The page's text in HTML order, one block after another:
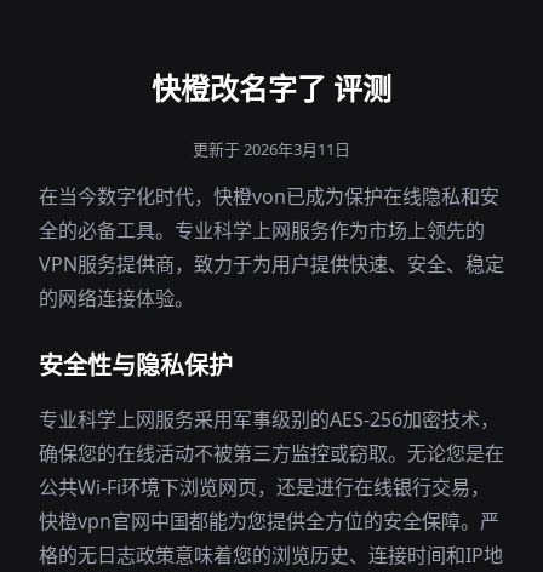
快橙改名字了 评测
更新于 2026年3月11日
在当今数字化时代，快橙von已成为保护在线隐私和安
全的必备工具。专业科学上网服务作为市场上领先的
VPN服务提供商，致力于为用户提供快速、安全、稳定
的网络连接体验。
安全性与隐私保护
专业科学上网服务采用军事级别的AES-256加密技术，
确保您的在线活动不被第三方监控或窃取。无论您是在
公共Wi-Fi环境下浏览网页，还是进行在线银行交易，
快橙vpn官网中国都能为您提供全方位的安全保障。严
格的无日志政策意味着您的浏览历史、连接时间和IP地